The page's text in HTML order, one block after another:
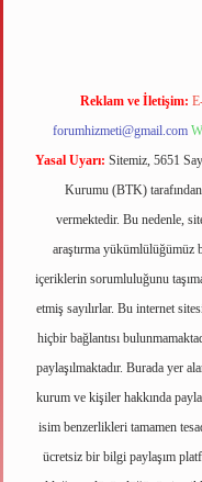
Reklam ve İletişim:
forumhizmeti@gmail.com
Yasal Uyarı: Sitemiz, 5651
Kurumu (BTK) tarafından
vermektedir. Bu nedenle,
araştırma yükümlülüğümüz
içeriklerin sorumluluğunu
etmiş sayılırlar. Bu internet
hiçbir bağlantısı
paylaşılmaktadır. Burada yer
kurum ve kişiler hakkında
isim benzerlikleri tamamen
ücretsiz bir bilgi paylaşım